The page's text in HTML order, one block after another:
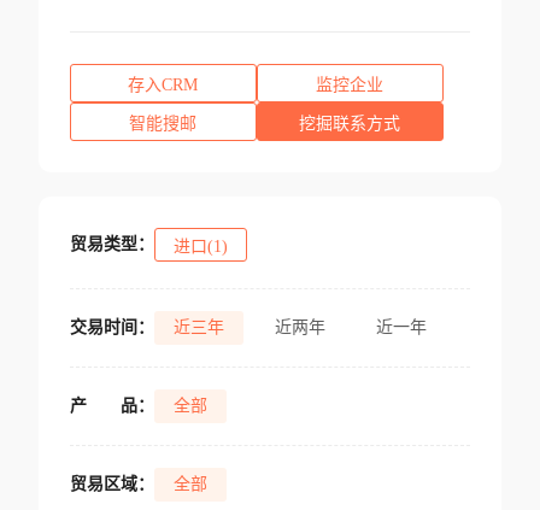
存入CRM 监控企业
智能搜邮 挖掘联系方式
贸易类型： 进口(1)
交易时间： 近三年 近两年 近一年
产 品： 全部
贸易区域： 全部